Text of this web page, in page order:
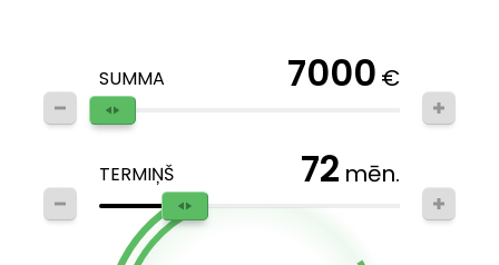
SUMMA 7000 €
TERMIŅŠ 72 mēn.